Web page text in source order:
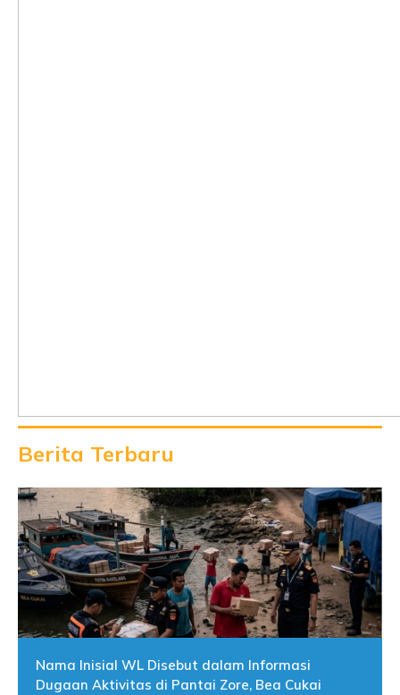
Berita Terbaru
Nama Inisial WL Disebut dalam Informasi
Dugaan Aktivitas di Pantai Zore, Bea Cukai